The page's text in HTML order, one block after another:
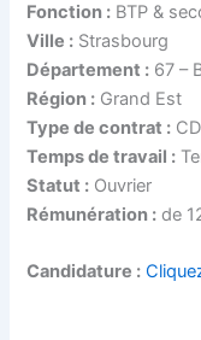
Fonction : BTP &
Ville : Strasbourg
Département : 67 –
Région : Grand Est
Type de contrat :
Temps de travail :
Statut : Ouvrier
Rémunération : de
Candidature :